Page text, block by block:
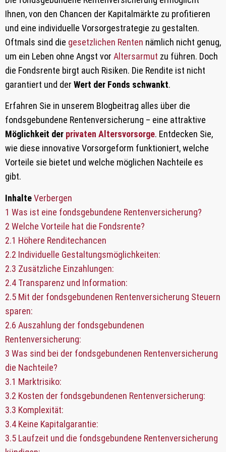
Ihnen, von den Chancen der Kapitalmärkte zu profitieren
und eine individuelle Vorsorgestrategie zu gestalten.
Oftmals sind die gesetzlichen Renten nämlich nicht genug,
um ein Leben ohne Angst vor Altersarmut zu führen. Doch
die Fondsrente birgt auch Risiken. Die Rendite ist nicht
garantiert und der Wert der Fonds schwankt.
Erfahren Sie in unserem Blogbeitrag alles über die
fondsgebundene Rentenversicherung – eine attraktive
Möglichkeit der privaten Altersvorsorge. Entdecken Sie,
wie diese innovative Vorsorgeform funktioniert, welche
Vorteile sie bietet und welche möglichen Nachteile es
gibt.
InhalteVerbergen
1 Was ist eine fondsgebundene Rentenversicherung?
2 Welche Vorteile hat die Fondsrente?
2.1 Höhere Renditechancen
2.2 Individuelle Gestaltungsmöglichkeiten:
2.3 Zusätzliche Einzahlungen:
2.4 Transparenz und Information:
2.5 Mit der fondsgebundenen Rentenversicherung Steuern
sparen:
2.6 Auszahlung der fondsgebundenen
Rentenversicherung:
3 Was sind bei der fondsgebundenen Rentenversicherung
die Nachteile?
3.1 Marktrisiko:
3.2 Kosten der fondsgebundenen Rentenversicherung:
3.3 Komplexität:
3.4 Keine Kapitalgarantie:
3.5 Laufzeit und die fondsgebundene Rentenversicherung